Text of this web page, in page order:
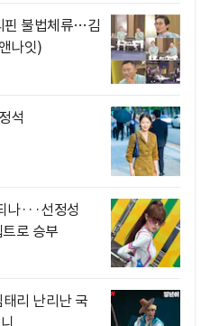
핀 불법체류…김
나잇)
석
나···선정성
로 승부
리 난리난 국